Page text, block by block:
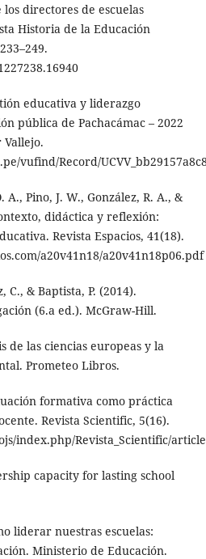
directores de escuelas
Historia de la Educación
educativa y liderazgo
pública de Pachacámac – 2022
Vallejo.
vufind/Record/
A., Pino, J. W., González, R. A., &
didáctica y reflexión:
Revista Espacios, 41(18).
a20v41n18/a20v41n18p06.pdf
& Baptista, P. (2014).
(6.a ed.). McGraw-Hill.
de las ciencias europeas y la
Prometeo Libros.
formativa como práctica
Revista Scientific, 5(16).
index.php/Revista_Scientific/
capacity for lasting school
liderar nuestras escuelas:
Ministerio de Educación.